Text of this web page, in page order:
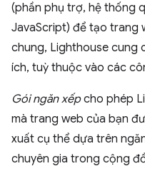
(phần phụ trợ, hệ thống
JavaScript) để tạo trang
chung, Lighthouse cung
ích, tuỳ thuộc vào các
Gói ngăn xếpcho phép
mà trang web của bạn
xuất cụ thể dựa trên
chuyên gia trong cộng